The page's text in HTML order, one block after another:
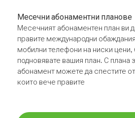
Месечни абонаментни планове
Месечният абонаментен план ви
правите международни
мобилни телефони на ниски цени,
подновявате вашия план. С плана
абонамент можете да спестите
които вече правите